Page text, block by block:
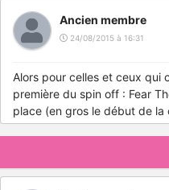
Ancien membre
24/08/2015 à 16:31
Alors pour celles et ceux qui
première du spin off : Fear
place (en gros le début de la